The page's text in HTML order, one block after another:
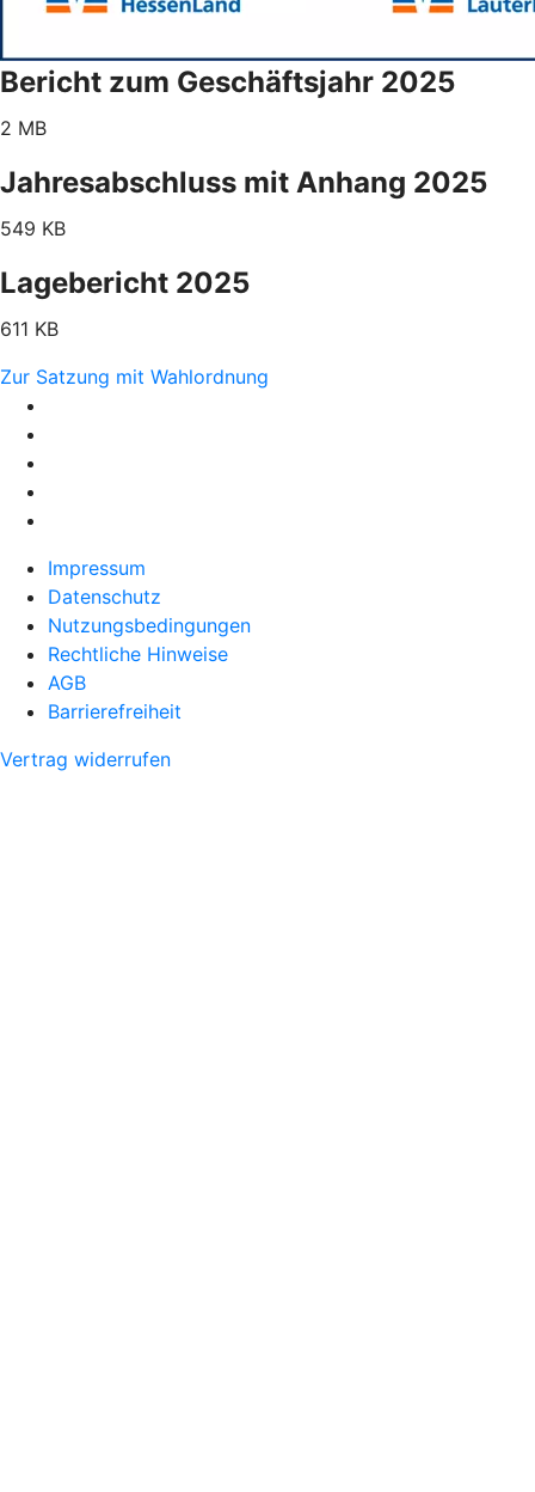
Bericht zum Geschäftsjahr 2025
2 MB
Jahresabschluss mit Anhang 2025
549 KB
Lagebericht 2025
611 KB
Zur Satzung mit Wahlordnung
Impressum
Datenschutz
Nutzungsbedingungen
Rechtliche Hinweise
AGB
Barrierefreiheit
Vertrag widerrufen